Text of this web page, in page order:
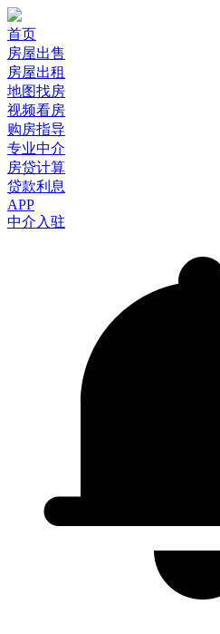
首页
房屋出售
房屋出租
地图找房
视频看房
购房指导
专业中介
房贷计算
贷款利息
APP
中介入驻